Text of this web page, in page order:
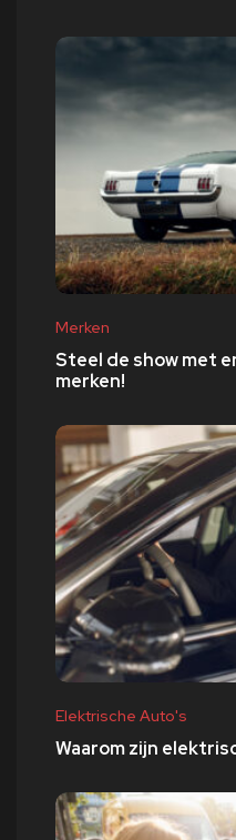
Merken
Steel de show met
merken!
Elektrische Auto's
Waarom zijn